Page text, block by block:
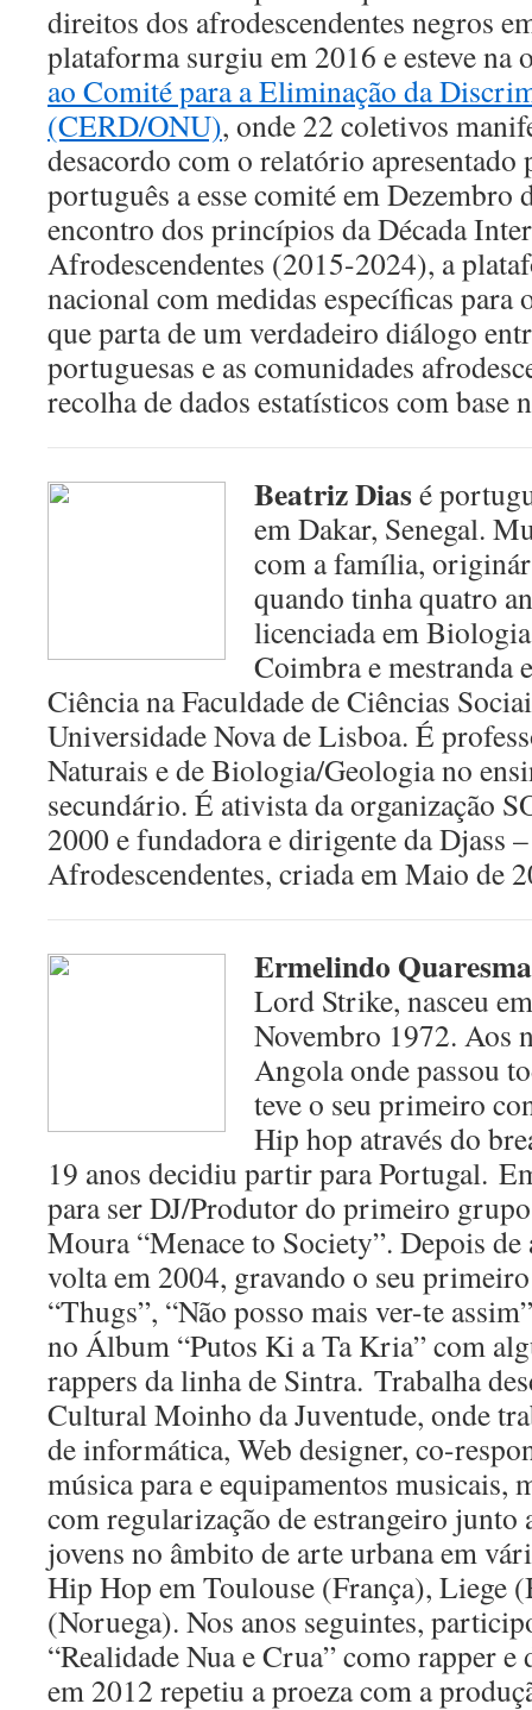
direitos dos afrodescendentes negros
plataforma surgiu em 2016 e esteve na
ao Comité para a Eliminação da
(CERD/ONU), onde 22 coletivos
desacordo com o relatório apresentado
português a esse comité em Dezembro
encontro dos princípios da Década
Afrodescendentes (2015-2024), a
nacional com medidas específicas para
que parta de um verdadeiro diálogo
portuguesas e as comunidades
recolha de dados estatísticos com base
Beatriz Diasé
em Dakar, Senegal.
com a família,
quando tinha quatro
licenciada em
Coimbra e mestranda
Ciência na Faculdade de Ciências
Universidade Nova de Lisboa. É
Naturais e de Biologia/Geologia no
secundário. É ativista da organização
2000 e fundadora e dirigente da Djass
Afrodescendentes, criada em Maio de
Ermelindo Quaresma
Lord Strike, nasceu
Novembro 1972. Aos
Angola onde passou
teve o seu primeiro
Hip hop através do
19 anos decidiu partir para Portugal.
para ser DJ/Produtor do primeiro
Moura “Menace to Society”. Depois
volta em 2004, gravando o seu
“Thugs”, “Não posso mais ver-te
no Álbum “Putos Ki a Ta Kria” com
rappers da linha de Sintra. Trabalha
Cultural Moinho da Juventude, onde
de informática, Web designer, co-
música para e equipamentos musicais,
com regularização de estrangeiro
jovens no âmbito de arte urbana em
Hip Hop em Toulouse (França), Liege
(Noruega). Nos anos seguintes,
“Realidade Nua e Crua” como rapper
em 2012 repetiu a proeza com a